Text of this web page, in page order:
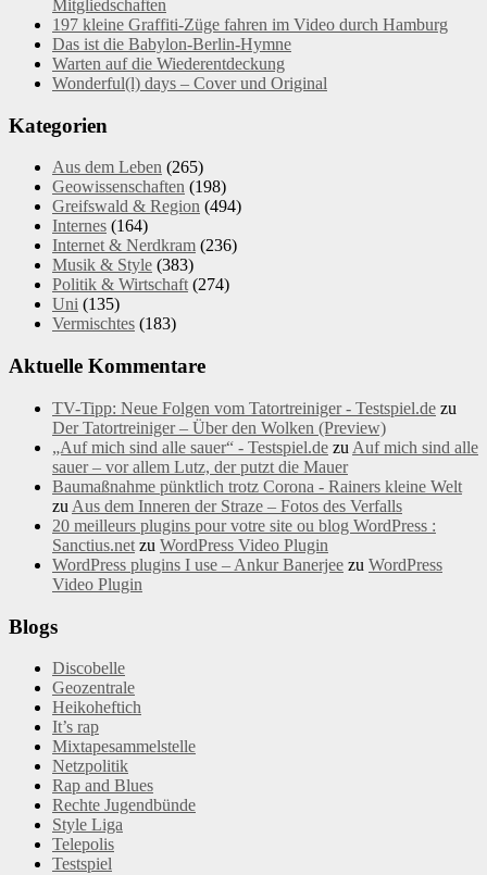
Mitgliedschaften
197 kleine Graffiti-Züge fahren im Video durch Hamburg
Das ist die Babylon-Berlin-Hymne
Warten auf die Wiederentdeckung
Wonderful(l) days – Cover und Original
Kategorien
Aus dem Leben (265)
Geowissenschaften (198)
Greifswald & Region (494)
Internes (164)
Internet & Nerdkram (236)
Musik & Style (383)
Politik & Wirtschaft (274)
Uni (135)
Vermischtes (183)
Aktuelle Kommentare
TV-Tipp: Neue Folgen vom Tatortreiniger - Testspiel.de zu
Der Tatortreiniger – Über den Wolken (Preview)
„Auf mich sind alle sauer“ - Testspiel.de zu Auf mich sind alle
sauer – vor allem Lutz, der putzt die Mauer
Baumaßnahme pünktlich trotz Corona - Rainers kleine Welt
zu Aus dem Inneren der Straze – Fotos des Verfalls
20 meilleurs plugins pour votre site ou blog WordPress :
Sanctius.net zu WordPress Video Plugin
WordPress plugins I use – Ankur Banerjee zu WordPress
Video Plugin
Blogs
Discobelle
Geozentrale
Heikoheftich
It’s rap
Mixtapesammelstelle
Netzpolitik
Rap and Blues
Rechte Jugendbünde
Style Liga
Telepolis
Testspiel